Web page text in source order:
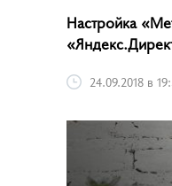
Настройка
24.09.2018 в